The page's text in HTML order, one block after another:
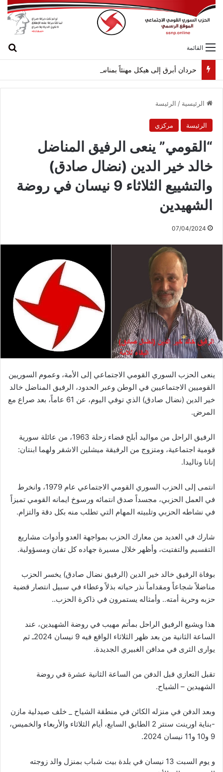
القائمة
حردان أبرق إلى هيكل مهنئاً بمناسبة عيد الجيش
الرئيسية / الرئيسة
الرئيسة مركزي
“القومي” ينعى الرفيق المناضل
خالد خير الدين (نضال صادق)
والتشييع الثلاثاء 9 نيسان في روضة
الشهيدين
07/04/2024
ينعى الحزب السوري القومي الاجتماعي إلى الأمة، وعموم السوريين
القوميين الاجتماعيين في الوطن وعبر الحدود، الرفيق المناضل خالد
خير الدين (نضال صادق) الذي توفي اليوم، عن 61 عاماً، بعد صراع مع
المرض.
الرفيق الراحل من مواليد أبلح قضاء زحلة 1963، من عائلة سورية
قومية اجتماعية، ومتزوج من الرفيقة ميشلين الاشقر ولهما ابنتان:
إنانا وناليدا.
انتمى إلى الحزب السوري القومي الاجتماعي عام 1979، وانخرط
في العمل الحزبي، مجسداً صدق انتمائه ورسوخ ايمانه القومي تميزاً
في نشاطه الحزبي وتلبيته المهام التي تطلب منه بكل دقة والتزام.
شارك في العديد من معارك الحزب بمواجهة العدو وأدوات مشاريع
التقسيم والتفتيت، وأظهر خلال مسيرة جهاده كل تفان ومسؤولية.
بوفاة الرفيق خالد خير الدين (الرفيق نضال صادق) يخسر الحزب
مناضلاً شجاعاً ومقداماً نذر حياته بذلاً وعطاء في سبيل انتصار قضية
حزبه وحرية أمته.. وأمثاله يستمرون في ذاكرة الحزب..
هذا ويشيع الرفيق الراحل بمأتم مهيب في روضة الشهيدين، عند
الساعة الثانية من بعد ظهر الثلاثاء الواقع فيه 9 نيسان 2024ـ ثم
يوارى الثرى في مدافن الغبيري الجديدة.
تقبل التعازي قبل الدفن من الساعة الثانية عشرة في روضة
الشهيدين – الشياح.
وبعد الدفن في منزله الكائن في منطقة الشياح _ خلف صيدلية مازن
-بناية اورينت سنتر 2 الطابق السابع، أيام الثلاثاء والأربعاء والخميس،
9 و10 و11 نيسان 2024.
و يوم السبت 13 نيسان في بلدة بيت شباب بمنزل والد زوجته